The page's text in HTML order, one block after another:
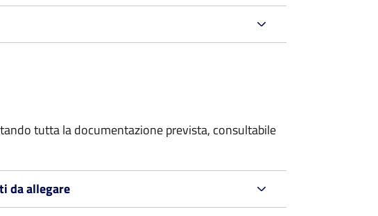
tutta la documentazione prevista, consultabile
da allegare